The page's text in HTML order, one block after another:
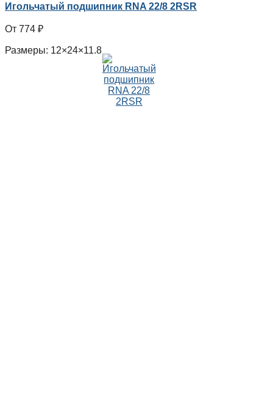
Игольчатый подшипник RNA 22/8 2RSR
774 ₽
Размеры: 12×24×11.8